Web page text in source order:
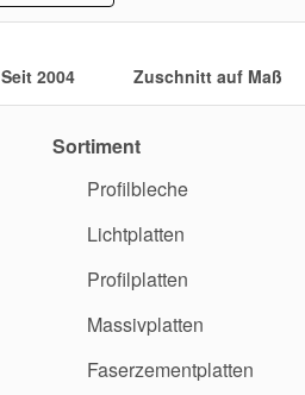
Seit 2004 Zuschnitt auf Maß
Sortiment
Profilbleche
Lichtplatten
Profilplatten
Massivplatten
Faserzementplatten